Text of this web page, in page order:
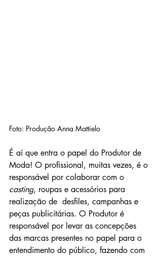
Foto: Produção Anna Mattielo
É aí que entra o papel do Produtor de
Moda! O profissional, muitas vezes, é o
responsável por colaborar com o
casting, roupas e acessórios para
realização de  desfiles, campanhas e
peças publicitárias. O Produtor é
responsável por levar as concepções
das marcas presentes no papel para o
entendimento do público, fazendo com